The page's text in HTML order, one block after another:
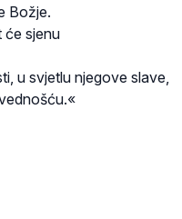
Božje.
će sjenu
u svjetlu njegove slave,